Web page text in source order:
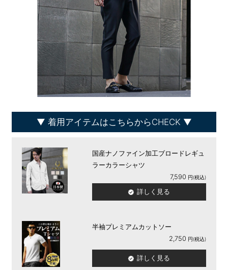
着用アイテムはこちらからCHECK
国産ナノファイン加工ブロードレギュ
ラーカラーシャツ
7,590
詳しく見る
半袖プレミアムカットソー
2,750
詳しく見る